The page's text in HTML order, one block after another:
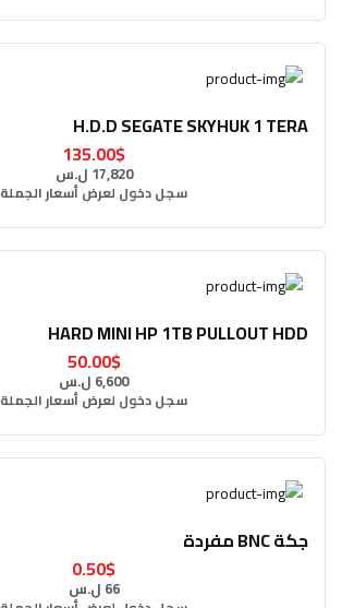
H.D.D SEGATE SKYHUK 1 TERA
135.00$
17,820 ل.س
سجل دخول لعرض أسعار الجملة
HARD MINI HP 1TB PULLOUT HDD
50.00$
6,600 ل.س
سجل دخول لعرض أسعار الجملة
جكة BNC مفردة
0.50$
66 ل.س